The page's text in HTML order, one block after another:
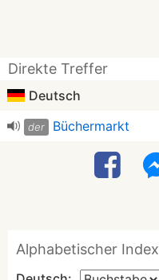
Direkte Treffer
Deutsch
der Büchermarkt
Alphabetischer Index